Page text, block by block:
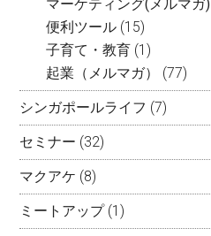
マーケティング(メルマガ)
便利ツール (15)
子育て・教育 (1)
起業（メルマガ）
(77)
シンガポールライフ (7)
セミナー (32)
マクアケ (8)
ミートアップ(1)